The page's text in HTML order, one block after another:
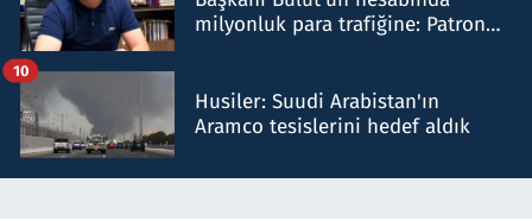
milyonluk para trafiğine: Patron
Husiler: Suudi Arabistan'ın
Aramco tesislerini hedef aldık
10